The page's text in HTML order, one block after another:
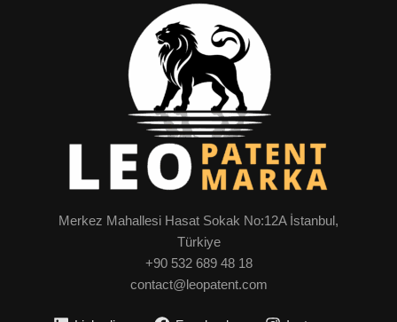
Merkez Mahallesi Hasat Sokak No:12A İstanbul,
Türkiye
+90 532 689 48 18
contact@leopatent.com